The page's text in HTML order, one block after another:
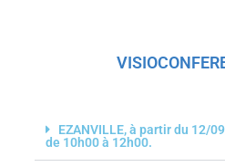
EZANVILLE, à partir du 12/
de 10h00 à 12h00.